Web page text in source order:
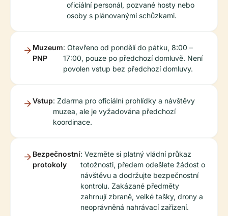
oficiální personál, pozvané hosty nebo
osoby s plánovanými schůzkami.
Muzeum
PNP
: Otevřeno od pondělí do pátku, 8:00 –
17:00, pouze po předchozí domluvě. Není
povolen vstup bez předchozí domluvy.
Vstup: Zdarma pro oficiální prohlídky a návštěvy
muzea, ale je vyžadována předchozí
koordinace.
Bezpečnostní
protokoly
: Vezměte si platný vládní průkaz
totožnosti, předem odešlete žádost o
návštěvu a dodržujte bezpečnostní
kontrolu. Zakázané předměty
zahrnují zbraně, velké tašky, drony a
neoprávněná nahrávací zařízení.